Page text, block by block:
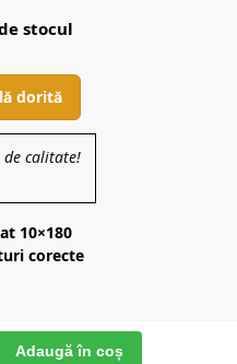
stocul
dorită
de calitate!
10×180
corecte
Adaugă în coș